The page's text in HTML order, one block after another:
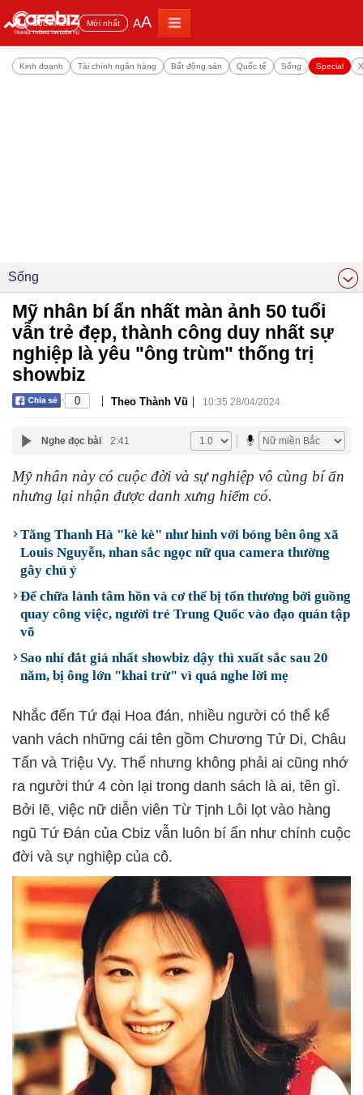
Đọc nhiều Mới nhất AA
Kinh doanh Tài chính ngân hàng Bất động sản Quốc tế Sống Special
Sống
Mỹ nhân bí ẩn nhất màn ảnh 50 tuổi
vẫn trẻ đẹp, thành công duy nhất sự
nghiệp là yêu "ông trùm" thống trị
showbiz
0 | Theo Thành Vũ | 10:35 28/04/2024
Nghe đọc bài 2:41
Mỹ nhân này có cuộc đời và sự nghiệp vô cùng bí ẩn
nhưng lại nhận được danh xưng hiếm có.
Tăng Thanh Hà "kè kè" như hình với bóng bên ông xã
Louis Nguyễn, nhan sắc ngọc nữ qua camera thường
gây chú ý
Để chữa lành tâm hồn và cơ thể bị tổn thương bởi guồng
quay công việc, người trẻ Trung Quốc vào đạo quán tập
võ
Sao nhí đắt giá nhất showbiz dậy thì xuất sắc sau 20
năm, bị ông lớn "khai trừ" vì quá nghe lời mẹ
Nhắc đến Tứ đại Hoa đán, nhiều người có thể kể
vanh vách những cái tên gồm Chương Tử Di, Châu
Tấn và Triệu Vy. Thế nhưng không phải ai cũng nhớ
ra người thứ 4 còn lại trong danh sách là ai, tên gì.
Bởi lẽ, việc nữ diễn viên Từ Tịnh Lôi lọt vào hàng
ngũ Tứ Đán của Cbiz vẫn luôn bí ẩn như chính cuộc
đời và sự nghiệp của cô.